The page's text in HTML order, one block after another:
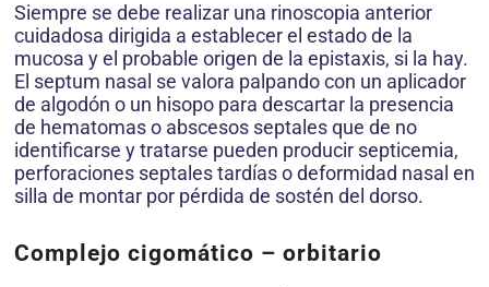
Siempre se debe realizar una rinoscopia anterior
cuidadosa dirigida a establecer el estado de la
mucosa y el probable origen de la epistaxis, si la hay.
El septum nasal se valora palpando con un aplicador
de algodón o un hisopo para descartar la presencia
de hematomas o abscesos septales que de no
identificarse y tratarse pueden producir septicemia,
perforaciones septales tardías o deformidad nasal en
silla de montar por pérdida de sostén del dorso.
Complejo cigomático – orbitario